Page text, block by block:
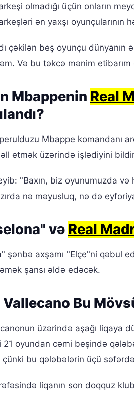
olmadığı üçün onların
ən yaxşı oyunçularının
çəkilən beş oyunçu dünyanın
Və bu təkcə mənim etibarım
Mbappenin Real
Mbappe komandanı
etmək üzərində işlədiyini
"Baxın, biz oyunumuzda və
nə məyusluq, nə də
və Real
şənbə axşamı "Elçe"ni qəbul
şansı əldə edəcək.
Vallecano Bu
üzərində aşağı liqaya
oyundan cəmi beşində
bu qələbələrin üçü səfərdə
liqanın son doqquz